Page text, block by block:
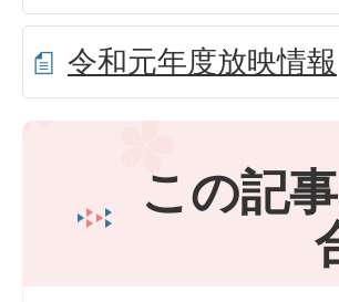
令和元年度放映情報
この記